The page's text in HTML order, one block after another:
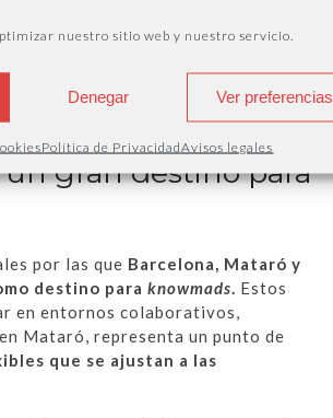
nuestro sitio web y nuestro servicio.
Denegar Ver preferencias
Política de PrivacidadAvisos legales
bienestar emocional y físico,
Aquí es donde ciudades
ya que proporcionan una calidad
gran destino para
por las que Barcelona, Mataró y
destino para knowmads. Estos
en entornos colaborativos,
Mataró, representa un punto de
que se ajustan a las